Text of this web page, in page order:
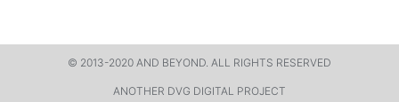
© 2013-2020 AND BEYOND. ALL RIGHTS RESERVED​
ANOTHER DVG DIGITAL PROJECT